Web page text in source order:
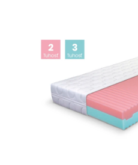
hviezdičiek.